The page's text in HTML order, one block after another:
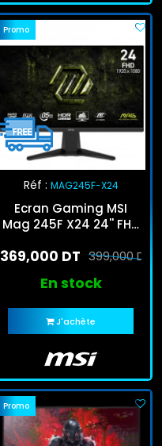
Promo
Réf : MAG245F-X24
Ecran Gaming MSI
Mag 245F X24 24'' FHD
399,000 DT
369,000 DT
En stock
J'achète
Promo